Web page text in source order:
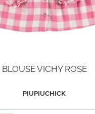
BLOUSE VICHY ROSE
PIUPIUCHICK